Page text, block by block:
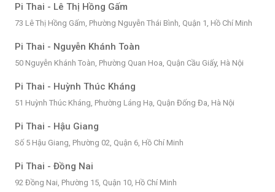
Pi Thai - Lê Thị Hồng Gấm
73 Lê Thị Hồng Gấm, Phường Nguyễn Thái Bình, Quận 1, Hồ Chí Minh
Pi Thai - Nguyễn Khánh Toàn
50 Nguyễn Khánh Toàn, Phường Quan Hoa, Quận Cầu Giấy, Hà Nội
Pi Thai - Huỳnh Thúc Kháng
51 Huỳnh Thúc Kháng, Phường Láng Hạ, Quận Đống Đa, Hà Nội
Pi Thai - Hậu Giang
Số 5 Hậu Giang, Phường 02, Quận 6, Hồ Chí Minh
Pi Thai - Đồng Nai
92 Đồng Nai, Phường 15, Quận 10, Hồ Chí Minh